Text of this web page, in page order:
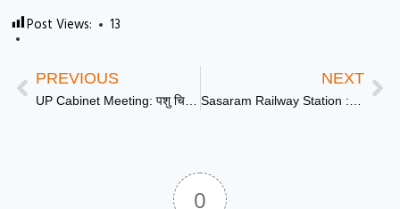
Post Views: 13
PREVIOUS
UP Cabinet Meeting: पशु चिकित्सा के छात्रों को योगी सरकार का बड़ा तोहफा
NEXT
Sasaram Railway Station : सासाराम-पटना पैसेंजर ट्रेन की बोगी में लगी भीषण आग, स्टेशन पर मची अफरा-तफरी
0